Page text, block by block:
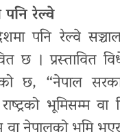
रेल्वे
पनि रेल्वे
छ । प्रस्तावित
छ, “नेपाल
भूमिसम्म वा